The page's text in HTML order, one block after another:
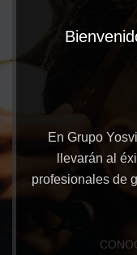
En Grupo
llevarán al
profesionales de